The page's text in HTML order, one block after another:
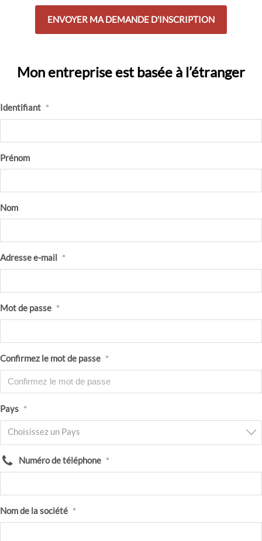
Mon entreprise est basée à l’étranger
Identifiant *
Prénom
Nom
Adresse e-mail *
Mot de passe *
Confirmez le mot de passe *
Pays *
Choisissez un Pays
Numéro de téléphone *
Nom de la société *